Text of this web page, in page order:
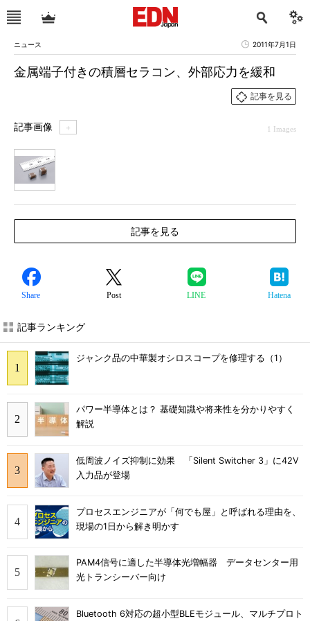
ニュース 2011年7月1日
金属端子付きの積層セラコン、外部応力を緩和
記事を見る
記事画像 ＋ 1 Images
記事を見る
Share Post LINE Hatena
記事ランキング
ジャンク品の中華製オシロスコープを修理する（1）
パワー半導体とは？ 基礎知識や将来性を分かりやすく
解説
低周波ノイズ抑制に効果 「Silent Switcher 3」に42V
入力品が登場
プロセスエンジニアが「何でも屋」と呼ばれる理由を、
現場の1日から解き明かす
PAM4信号に適した半導体光増幅器 データセンター用
光トランシーバー向け
Bluetooth 6対応の超小型BLEモジュール、マルチプロト